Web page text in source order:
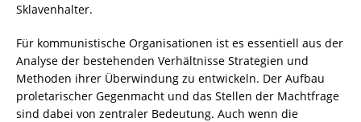
Sklavenhalter.
Für kommunistische Organisationen ist es essentiell aus der
Analyse der bestehenden Verhältnisse Strategien und
Methoden ihrer Überwindung zu entwickeln. Der Aufbau
proletarischer Gegenmacht und das Stellen der Machtfrage
sind dabei von zentraler Bedeutung. Auch wenn die